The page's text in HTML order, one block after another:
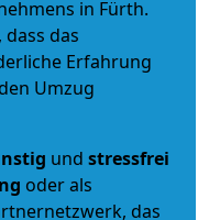
in Fürth.
das
Erfahrung
Umzug
und stressfrei
oder als
das